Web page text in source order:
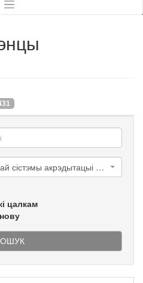
па рэестры Нацыянальнай сістэмы акрэдытацыі Рэспублікі Беларусь
цалкам